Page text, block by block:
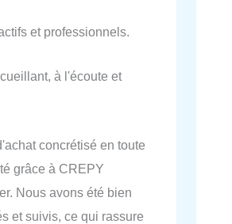
et professionnels.
à l'écoute et
concrétisé en toute
grâce à CREPY
Nous avons été bien
et suivis, ce qui rassure